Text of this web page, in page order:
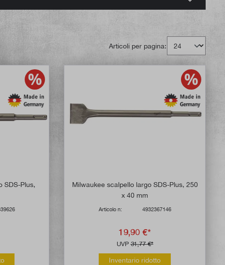
Articoli per pagina:
SDS-Plus,
Milwaukee scalpello largo SDS-Plus, 250
x 40 mm
Articolo n: 4932367146
19,90 €*
UVP31,77 €*
Inventario ridotto